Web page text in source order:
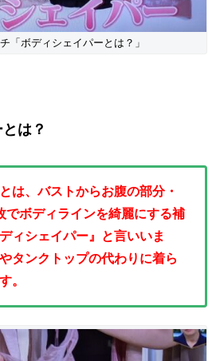
「ボディシェイパーとは？」
は？
は、バストからお腹の部分・
でボディラインを綺麗にする補
ィシェイパー』と言いいま
タンクトップの代わりに着ら
。